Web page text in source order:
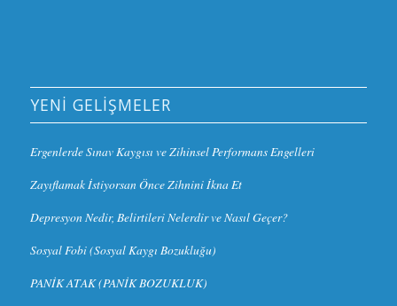
YENI GELIŞMELER
Ergenlerde Sınav Kaygısı ve Zihinsel Performans Engelleri
Zayıflamak İstiyorsan Önce Zihnini İkna Et
Depresyon Nedir, Belirtileri Nelerdir ve Nasıl Geçer?
Sosyal Fobi (Sosyal Kaygı Bozukluğu)
PANİK ATAK (PANİK BOZUKLUK)